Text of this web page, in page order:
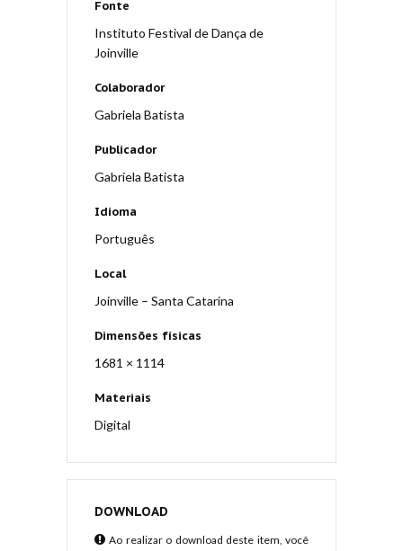
Fonte
Instituto Festival de Dança de
Joinville
Colaborador
Gabriela Batista
Publicador
Gabriela Batista
Idioma
Português
Local
Joinville – Santa Catarina
Dimensões físicas
1681 × 1114
Materiais
Digital
DOWNLOAD
Ao realizar o download deste item, você